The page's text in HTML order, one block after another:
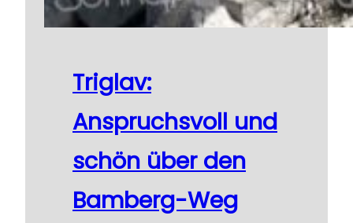
Triglav:
Anspruchsvoll und
schön über den
Bamberg-Weg